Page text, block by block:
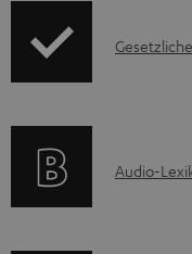
A
r
i
I
r
A
Audio-